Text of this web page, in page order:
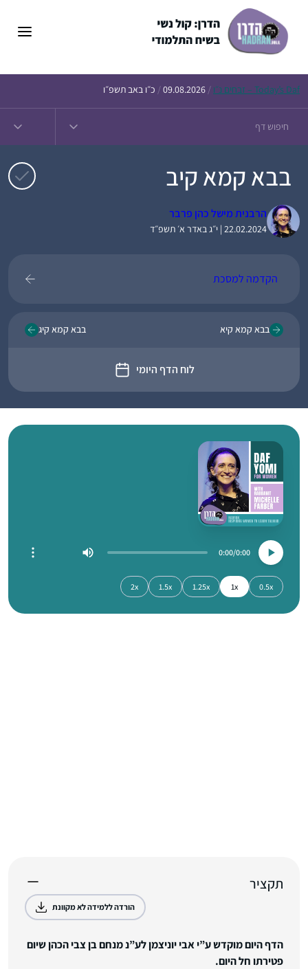
Today’s Daf – זבחים נ״ו /
09.08.2026
/ כ״ו באב תשפ״ו
בבא קמא קיב
הרבנית מישל כהן פרבר
22.02.2024 | י״ג באדר א׳ תשפ״ד
הקדמה למסכת
בבא קמא קיא
לוח הדף היומי
בבא קמא קיג
0:00
0:00
0.5x
1x
1.25x
1.5x
2x
תקציר
הורדה ללמידה לא מקוונת
הדף היום מוקדש ע”י אבי יוניצמן לע”נ מנחם בן צבי הכהן שיום
פטירתו חל היום.